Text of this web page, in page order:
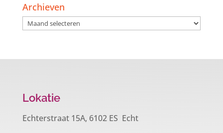
Archieven
Archieven
Lokatie
Echterstraat 15A, 6102 ES Echt